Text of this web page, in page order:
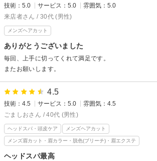
技術：5.0 サービス：5.0
雰囲気：5.0
来店者さん / 30代 (男性)
メンズヘアカット
ありがとうございました
毎回、上手に切ってくれて満足です。
またお願いします。
4.5
技術：4.5 サービス：5.0
雰囲気：4.5
ごましおさん / 40代 (男性)
ヘッドスパ・頭皮ケア メンズヘアカット
メンズ眉カット・眉カラー・脱色(ブリーチ)・眉エクステ
ヘッドスパ最高